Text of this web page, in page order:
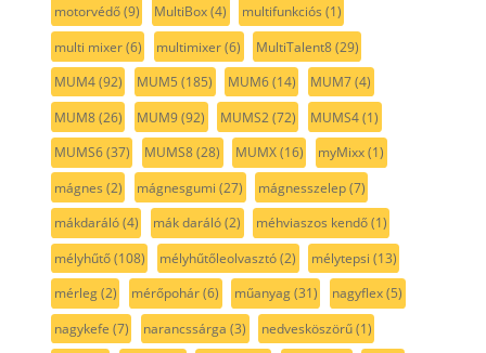
motorvédő(9) MultiBox(4) multifunkciós (1)
multi mixer(6) multimixer(6) MultiTalent8(29)
MUM4(92) MUM5 (185) MUM6(14) MUM7(4)
MUM8(26) MUM9(92) MUMS2(72) MUMS4(1)
MUMS6(37) MUMS8(28) MUMX(16) myMixx(1)
mágnes (2) mágnesgumi (27) mágnesszelep(7)
mákdaráló(4) mák daráló(2) méhviaszos kendő(1)
mélyhűtő(108) mélyhűtőleolvasztó(2) mélytepsi (13)
mérleg(2) mérőpohár(6) műanyag(31) nagyflex(5)
nagykefe (7) narancssárga (3) nedvesköszörű(1)